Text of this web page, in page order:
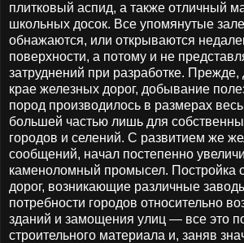
плитковый аспид, а также отличный
школьных досок. Все упомянутые
обнажаются, или открываются
поверхности, а потому и не
затруднений при разработке. Прежде,
крае железных дорог, добывание
пород производилось в размерах
большей частью лишь для
городов и селений. С развитием же
сообщений, начал постепенно
каменоломный промысел. Постройка
дорог, возникающие различные
потребности городов относительно
зданий и замощения улиц — все это
строительного материала и, заняв